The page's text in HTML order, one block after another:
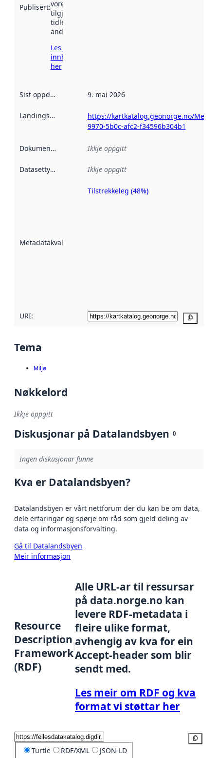
Publisert:vore
tilgjengeleg
tidlegare
andre stader.
Les meir om
innhenting
her
Sist oppdatert 9. mai 2026
Landingsside
https://kartkatalog.geonorge.no/
9970-5b0c-afc2-f34596b304b1
Dokumentasjon Ikkje oppgitt
Datasettype Ikkje oppgitt
Metadatakvalitet
Metadatakvalitet
Tilstrekkeleg (48%)
URI:
Tema
Miljø
Nøkkelord
Ikkje oppgitt
Diskusjonar på Datalandsbyen 0
Ingen diskusjonar funne
Kva er Datalandsbyen?
Datalandsbyen er vårt nettforum der du kan be om data,
dele erfaringar og spørje om råd som gjeld deling av
data og informasjonsforvalting.
Gå til Datalandsbyen
Meir informasjon
Resource
Description
Framework
(RDF)
Alle URL-ar til ressursar
på data.norge.no kan
levere RDF-metadata i
fleire ulike format,
avhengig av kva for ein
Accept-header som blir
sendt med.
Les meir om RDF og kva
format vi støttar her
Turtle RDF/XML JSON-LD